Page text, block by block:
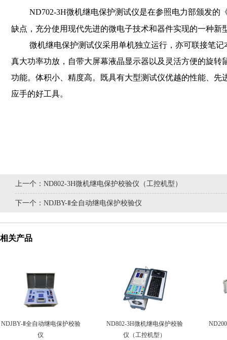
ND702-3H微机继电保护测试仪是在参照电力部颁发
缺点，充分使用现代先进的微电子技术和器件实现的一种新
微机继电保护测试仪采用单机独立运行，亦可联接笔记
真大功率功放，自带大屏幕液晶显示器以及灵活方便的旋
功能。体积小、精度高。既具有大型测试仪优越的性能、
应手的好工具。
上一个： ND802-3H微机继电保护校验仪（工控机型）
下一个： NDJBY-Ⅱ全自动继电保护校验仪
相关产品
NDJBY-Ⅱ全自动继电保护校验
仪
ND802-3H微机继电保护校验
仪（工控机型）